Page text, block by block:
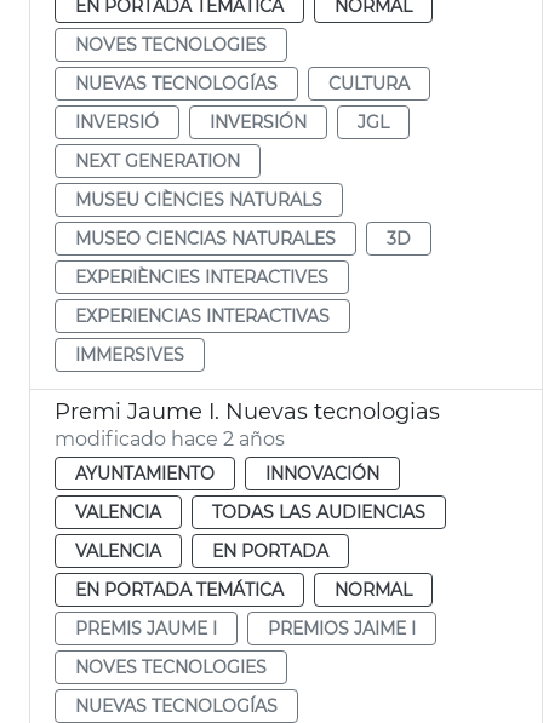
EN PORTADA TEMÁTICA
NORMAL
NOVES TECNOLOGIES
NUEVAS TECNOLOGÍAS
CULTURA
INVERSIÓ
INVERSIÓN
JGL
NEXT GENERATION
MUSEU CIÈNCIES NATURALS
MUSEO CIENCIAS NATURALES
3D
EXPERIÈNCIES INTERACTIVES
EXPERIENCIAS INTERACTIVAS
IMMERSIVES
Premi Jaume I. Nuevas tecnologias
modificado hace 2 años
AYUNTAMIENTO
INNOVACIÓN
VALENCIA
TODAS LAS AUDIENCIAS
VALENCIA
EN PORTADA
EN PORTADA TEMÁTICA
NORMAL
PREMIS JAUME I
PREMIOS JAIME I
NOVES TECNOLOGIES
NUEVAS TECNOLOGÍAS